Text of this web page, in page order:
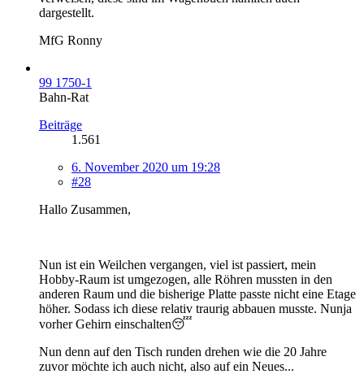
dargestellt.
MfG Ronny
99 1750-1
Bahn-Rat
Beiträge
1.561
6. November 2020 um 19:28
#28
Hallo Zusammen,
Nun ist ein Weilchen vergangen, viel ist passiert, mein
Hobby-Raum ist umgezogen, alle Röhren mussten in den
anderen Raum und die bisherige Platte passte nicht eine Etage
höher. Sodass ich diese relativ traurig abbauen musste. Nunja
vorher Gehirn einschalten😴
Nun denn auf den Tisch runden drehen wie die 20 Jahre
zuvor möchte ich auch nicht, also auf ein Neues...